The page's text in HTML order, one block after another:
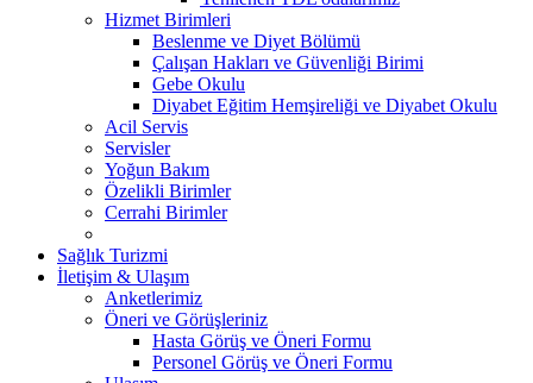
Hizmet Birimleri
Beslenme ve Diyet Bölümü
Çalışan Hakları ve Güvenliği Birimi
Gebe Okulu
Diyabet Eğitim Hemşireliği ve Diyabet Okulu
Acil Servis
Servisler
Yoğun Bakım
Özelikli Birimler
Cerrahi Birimler
Sağlık Turizmi
İletişim & Ulaşım
Anketlerimiz
Öneri ve Görüşleriniz
Hasta Görüş ve Öneri Formu
Personel Görüş ve Öneri Formu